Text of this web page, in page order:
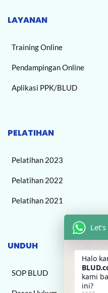
LAYANAN
Training Online
Pendampingan Online
Aplikasi PPK/BLUD
PELATIHAN
Pelatihan 2023
Pelatihan 2022
Pelatihan 2021
UNDUH
SOP BLUD
Halo
kami
ini?